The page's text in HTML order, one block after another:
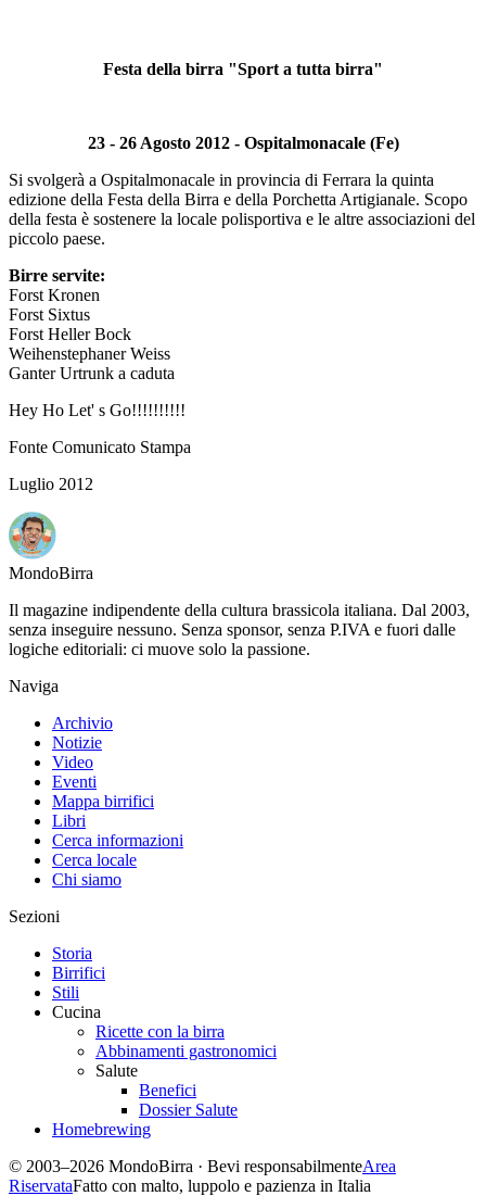
Festa della birra "Sport a tutta birra"
23 - 26 Agosto 2012 - Ospitalmonacale (Fe)
Si svolgerà a Ospitalmonacale in provincia di Ferrara la quinta
edizione della Festa della Birra e della Porchetta Artigianale. Scopo
della festa è sostenere la locale polisportiva e le altre associazioni del
piccolo paese.
Birre servite:
Forst Kronen
Forst Sixtus
Forst Heller Bock
Weihenstephaner Weiss
Ganter Urtrunk a caduta
Hey Ho Let' s Go!!!!!!!!!!
Fonte Comunicato Stampa
Luglio 2012
MondoBirra
Il magazine indipendente della cultura brassicola italiana. Dal 2003,
senza inseguire nessuno. Senza sponsor, senza P.IVA e fuori dalle
logiche editoriali: ci muove solo la passione.
Naviga
Archivio
Notizie
Video
Eventi
Mappa birrifici
Libri
Cerca informazioni
Cerca locale
Chi siamo
Sezioni
Storia
Birrifici
Stili
Cucina
Ricette con la birra
Abbinamenti gastronomici
Salute
Benefici
Dossier Salute
Homebrewing
© 2003–2026 MondoBirra · Bevi responsabilmenteArea
RiservataFatto con malto, luppolo e pazienza in Italia